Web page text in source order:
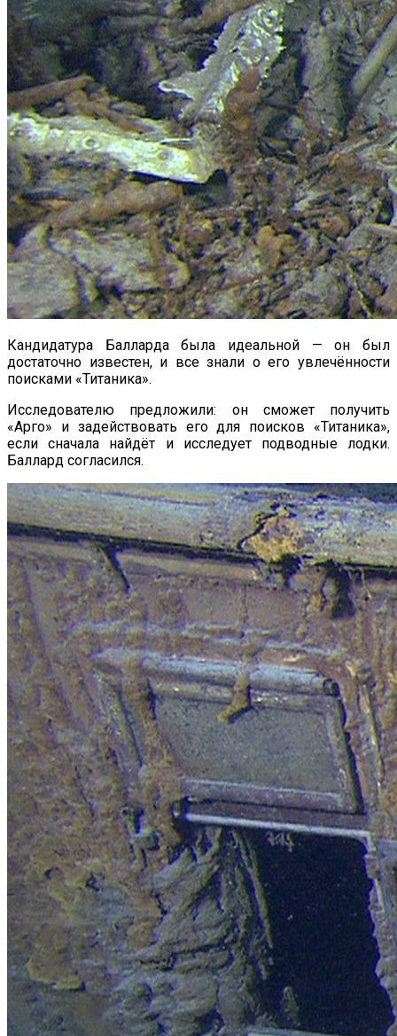
Кандидатура Балларда была идеальной — он был
достаточно известен, и все знали о его увлечённости
поисками «Титаника».
Исследователю предложили: он сможет получить
«Арго» и задействовать его для поисков «Титаника»,
если сначала найдёт и исследует подводные лодки.
Баллард согласился.